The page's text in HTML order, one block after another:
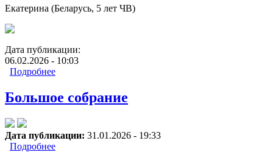
Екатерина (Беларусь, 5 лет ЧВ)
Дата публикации:
06.02.2026 - 10:03
Подробнее
Большое собрание
Дата публикации: 31.01.2026 - 19:33
Подробнее